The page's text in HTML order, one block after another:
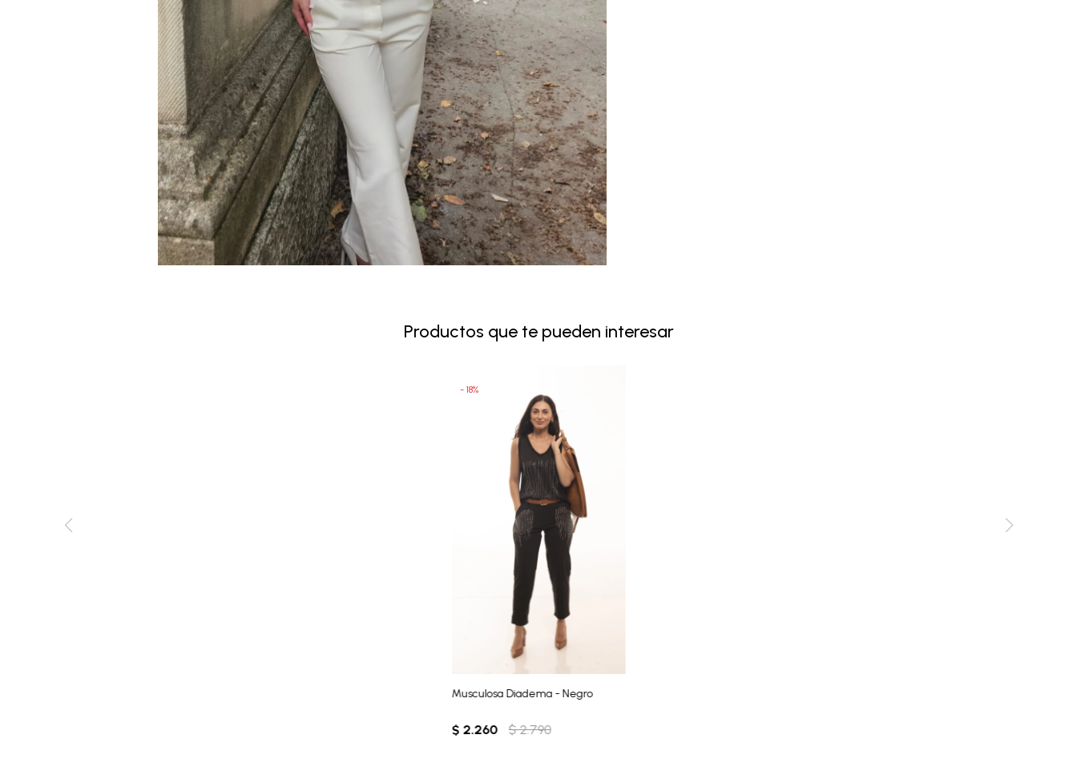
Productos que te pueden interesar
Musculosa Diadema - Negro
$ 2.260 $ 2.790
18